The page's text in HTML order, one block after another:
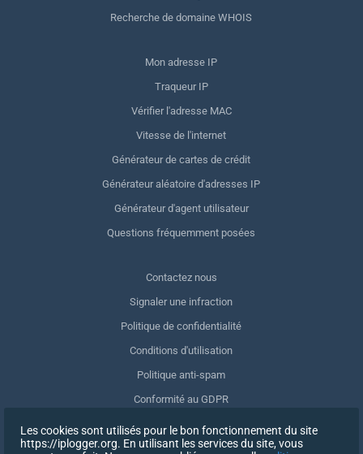
Recherche de domaine WHOIS
Mon adresse IP
Traqueur IP
Vérifier l'adresse MAC
Vitesse de l'internet
Générateur de cartes de crédit
Générateur aléatoire d'adresses IP
Générateur d'agent utilisateur
Questions fréquemment posées
Contactez nous
Signaler une infraction
Politique de confidentialité
Conditions d'utilisation
Politique anti-spam
Conformité au GDPR
Supprimer mes données
Retrait du consentement
Les cookies sont utilisés pour le bon fonctionnement du site
https://iplogger.org. En utilisant les services du site, vous